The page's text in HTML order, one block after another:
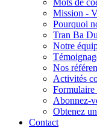
Mots de
Mission -
Pourquoi
Tran Ba
Notre
Nos
Activités
Formulaire
Abonnez-
Obtenez
Contact